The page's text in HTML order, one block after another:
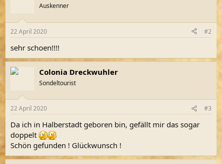
e
:
Auskenner
22 April 2020 #2
sehr schoen!!!!
Colonia Dreckwuhler
Sondeltourist
22 April 2020 #3
Da ich in Halberstadt geboren bin, gefällt mir das sogar
doppelt
Schön gefunden ! Glückwunsch !